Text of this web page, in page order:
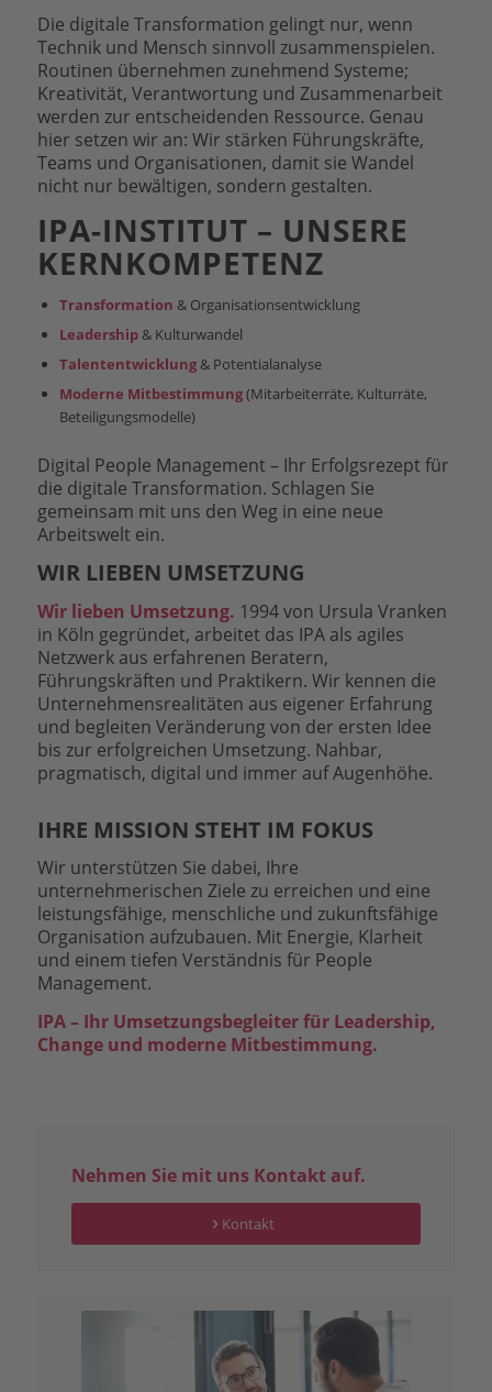
Die digitale Transformation gelingt nur, wenn
Technik und Mensch sinnvoll zusammenspielen.
Routinen übernehmen zunehmend Systeme;
Kreativität, Verantwortung und Zusammenarbeit
werden zur entscheidenden Ressource. Genau
hier setzen wir an: Wir stärken Führungskräfte,
Teams und Organisationen, damit sie Wandel
nicht nur bewältigen, sondern gestalten.
IPA-INSTITUT – UNSERE
KERNKOMPETENZ
Transformation & Organisationsentwicklung
Leadership& Kulturwandel
Talententwicklung & Potentialanalyse
Moderne Mitbestimmung(Mitarbeiterräte, Kulturräte,
Beteiligungsmodelle)
Digital People Management – Ihr Erfolgsrezept für
die digitale Transformation. Schlagen Sie
gemeinsam mit uns den Weg in eine neue
Arbeitswelt ein.
WIR LIEBEN UMSETZUNG
Wir lieben Umsetzung. 1994 von Ursula Vranken
in Köln gegründet, arbeitet das IPA als agiles
Netzwerk aus erfahrenen Beratern,
Führungskräften und Praktikern. Wir kennen die
Unternehmensrealitäten aus eigener Erfahrung
und begleiten Veränderung von der ersten Idee
bis zur erfolgreichen Umsetzung. Nahbar,
pragmatisch, digital und immer auf Augenhöhe.
IHRE MISSION STEHT IM FOKUS
Wir unterstützen Sie dabei, Ihre
unternehmerischen Ziele zu erreichen und eine
leistungsfähige, menschliche und zukunftsfähige
Organisation aufzubauen. Mit Energie, Klarheit
und einem tiefen Verständnis für People
Management.
IPA – Ihr Umsetzungsbegleiter für Leadership,
Change und moderne Mitbestimmung.
Nehmen Sie mit uns Kontakt auf.
Kontakt